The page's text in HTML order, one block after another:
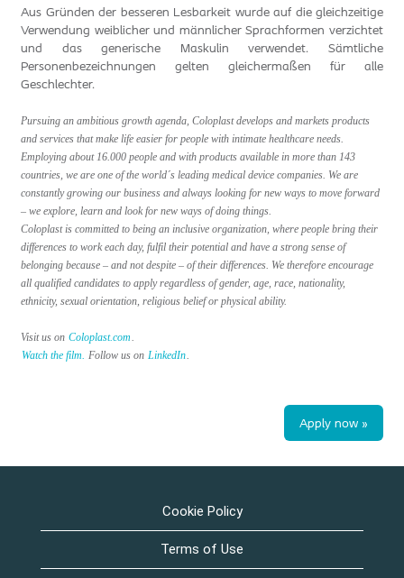
Aus Gründen der besseren Lesbarkeit wurde auf die gleichzeitige
Verwendung weiblicher und männlicher Sprachformen verzichtet
und das generische Maskulin verwendet. Sämtliche
Personenbezeichnungen gelten gleichermaßen für alle
Geschlechter.
Pursuing an ambitious growth agenda, Coloplast develops and markets products
and services that make life easier for people with intimate healthcare needs.
Employing about 16.000 people and with products available in more than 143
countries, we are one of the world´s leading medical device companies. We are
constantly growing our business and always looking for new ways to move forward
– we explore, learn and look for new ways of doing things.
Coloplast is committed to being an inclusive organization, where people bring their
differences to work each day, fulfil their potential and have a strong sense of
belonging because – and not despite – of their differences. We therefore encourage
all qualified candidates to apply regardless of gender, age, race, nationality,
ethnicity, sexual orientation, religious belief or physical ability.
Visit us on Coloplast.com.
Watch the film. Follow us on LinkedIn.
Apply now »
Cookie Policy
Terms of Use